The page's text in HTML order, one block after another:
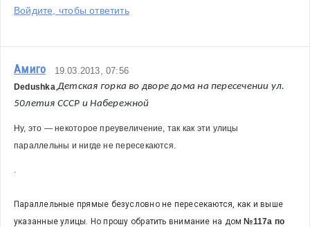
Войдите, чтобы ответить
Амиго 19.03.2013, 07:56
Dedushka,Детская горка во дворе дома на пересечении ул.
50летия СССР и Набережной
Ну, это — некоторое преувеличение, так как эти улицы
параллельны и нигде не пересекаются.
.
Параллельные прямые безусловно не пересекаются, как и выше
указанные улицы. Но прошу обратить внимание на дом №117а по